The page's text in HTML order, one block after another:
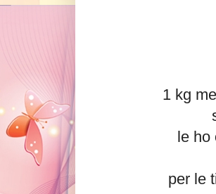
1 kg
le ho
per le